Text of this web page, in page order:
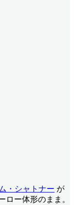
・シャトナー が
ロー体形のまま。